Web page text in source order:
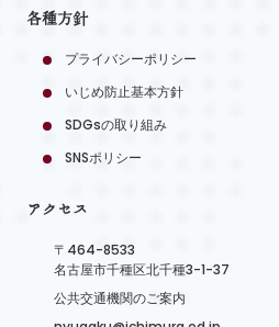
各種方針
プライバシーポリシー
いじめ防止基本方針
SDGsの取り組み
SNSポリシー
アクセス
〒464-8533
名古屋市千種区北千種3-1-37
公共交通機関のご案内